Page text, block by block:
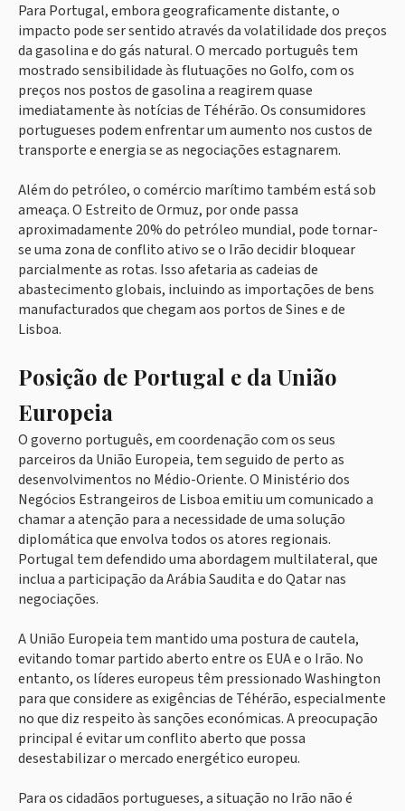
Para Portugal, embora geograficamente distante, o
impacto pode ser sentido através da volatilidade dos preços
da gasolina e do gás natural. O mercado português tem
mostrado sensibilidade às flutuações no Golfo, com os
preços nos postos de gasolina a reagirem quase
imediatamente às notícias de Téhérão. Os consumidores
portugueses podem enfrentar um aumento nos custos de
transporte e energia se as negociações estagnarem.
Além do petróleo, o comércio marítimo também está sob
ameaça. O Estreito de Ormuz, por onde passa
aproximadamente 20% do petróleo mundial, pode tornar-
se uma zona de conflito ativo se o Irão decidir bloquear
parcialmente as rotas. Isso afetaria as cadeias de
abastecimento globais, incluindo as importações de bens
manufacturados que chegam aos portos de Sines e de
Lisboa.
Posição de Portugal e da União
Europeia
O governo português, em coordenação com os seus
parceiros da União Europeia, tem seguido de perto as
desenvolvimentos no Médio-Oriente. O Ministério dos
Negócios Estrangeiros de Lisboa emitiu um comunicado a
chamar a atenção para a necessidade de uma solução
diplomática que envolva todos os atores regionais.
Portugal tem defendido uma abordagem multilateral, que
inclua a participação da Arábia Saudita e do Qatar nas
negociações.
A União Europeia tem mantido uma postura de cautela,
evitando tomar partido aberto entre os EUA e o Irão. No
entanto, os líderes europeus têm pressionado Washington
para que considere as exigências de Téhérão, especialmente
no que diz respeito às sanções económicas. A preocupação
principal é evitar um conflito aberto que possa
desestabilizar o mercado energético europeu.
Para os cidadãos portugueses, a situação no Irão não é